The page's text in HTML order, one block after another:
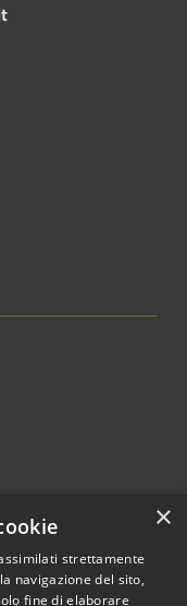
×
strettamente
navigazione del sito,
fine di elaborare